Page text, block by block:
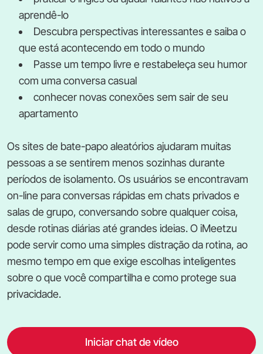
aprendê-lo
Descubra perspectivas interessantes e saiba o
que está acontecendo em todo o mundo
Passe um tempo livre e restabeleça seu humor
com uma conversa casual
conhecer novas conexões sem sair de seu
apartamento
Os sites de bate-papo aleatórios ajudaram muitas
pessoas a se sentirem menos sozinhas durante
períodos de isolamento. Os usuários se encontravam
on-line para conversas rápidas em chats privados e
salas de grupo, conversando sobre qualquer coisa,
desde rotinas diárias até grandes ideias. O iMeetzu
pode servir como uma simples distração da rotina, ao
mesmo tempo em que exige escolhas inteligentes
sobre o que você compartilha e como protege sua
privacidade.
Iniciar chat de vídeo